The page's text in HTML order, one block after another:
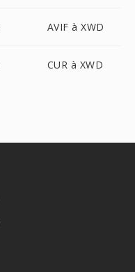
AVIF à XWD
CUR à XWD